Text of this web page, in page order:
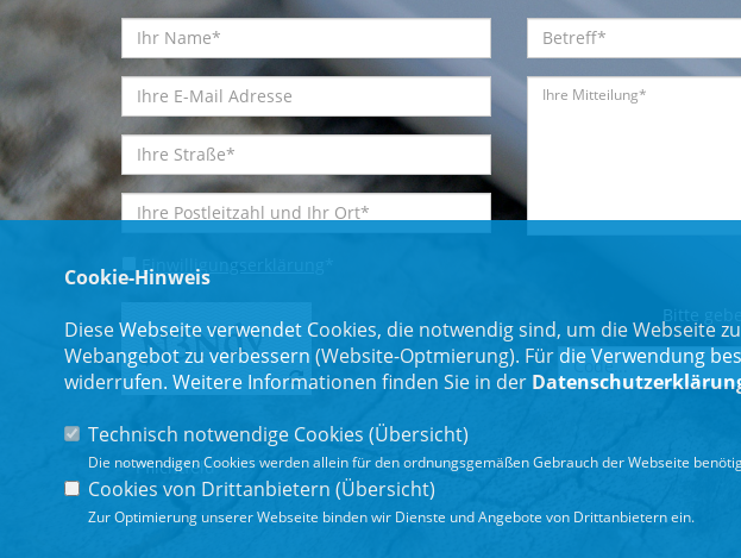
Einwilligungserklärung
Bitte
* Pflichtfeld
Cookie-Hinweis
Diese Webseite verwendet Cookies, die notwendig sind, um die Webseite
Webangebot zu verbessern (Website-Optmierung). Für die Verwendung
widerrufen. Weitere Informationen finden Sie in der
Technisch notwendige Cookies (Übersicht)
Die notwendigen Cookies werden allein für den ordnungsgemäßen Gebrauch der Webseite
Cookies von Drittanbietern (Übersicht)
Zur Optimierung unserer Webseite binden wir Dienste und Angebote von Drittanbietern ein.